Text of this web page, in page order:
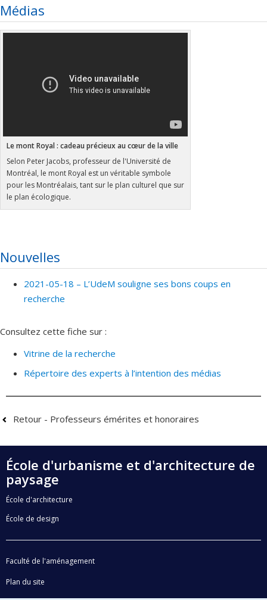
Médias
Le mont Royal : cadeau précieux au cœur de la ville
Selon Peter Jacobs, professeur de l'Université de
Montréal, le mont Royal est un véritable symbole
pour les Montréalais, tant sur le plan culturel que sur
le plan écologique.
Nouvelles
2021-05-18 – L’UdeM souligne ses bons coups en
recherche
Consultez cette fiche sur :
Vitrine de la recherche
Répertoire des experts à l’intention des médias
Retour - Professeurs émérites et honoraires
École d'urbanisme et d'architecture de
paysage
École d'architecture
École de design
Faculté de l'aménagement
Plan du site